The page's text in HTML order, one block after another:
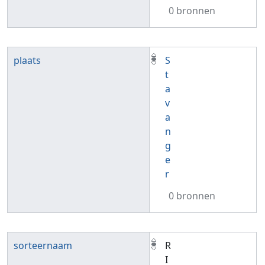
0 bronnen
plaats
S
t
a
v
a
n
g
e
r
0 bronnen
sorteernaam
R
I